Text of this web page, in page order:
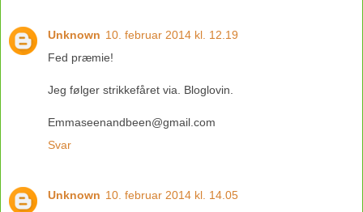
Unknown 10. februar 2014 kl. 12.19
Fed præmie!
Jeg følger strikkefåret via. Bloglovin.
Emmaseenandbeen@gmail.com
Svar
Unknown 10. februar 2014 kl. 14.05